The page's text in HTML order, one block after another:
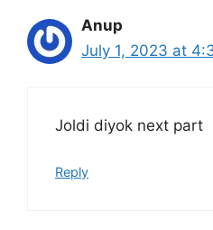
Anup
July 1, 2023 at
Joldi diyok next part
Reply